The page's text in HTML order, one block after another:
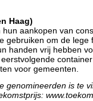
Haag)
aankopen van
gebruiken om de lege
handen vrij hebben
voor gemeenten.
genomineerden is te